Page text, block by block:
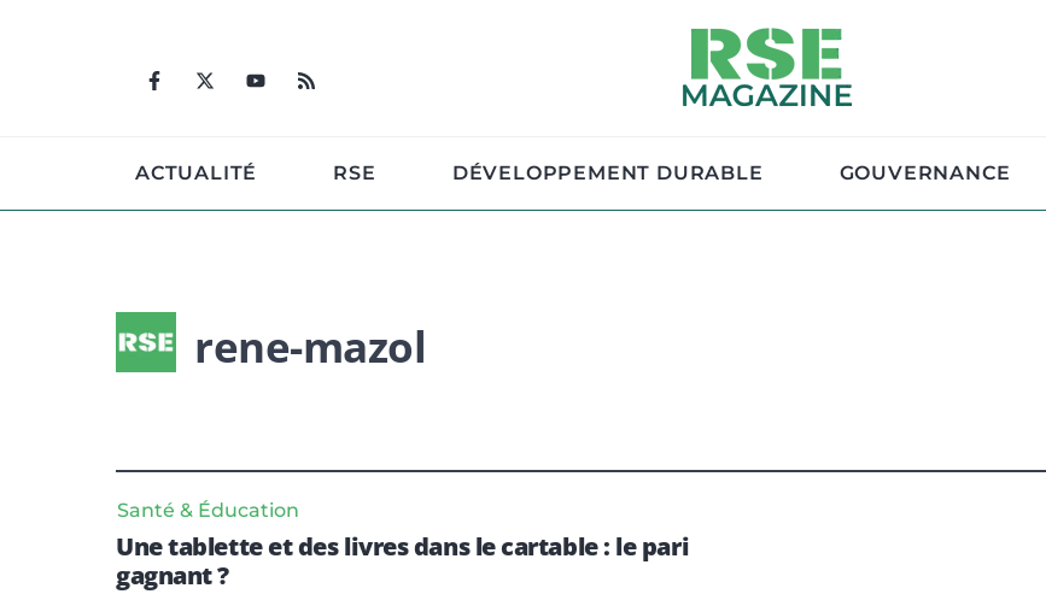
ACTUALITÉ RSE DÉVELOPPEMENT DURABLE GOUVERNANCE
rene-mazol
Santé & Éducation
Une tablette et des livres dans le cartable : le pari
gagnant ?